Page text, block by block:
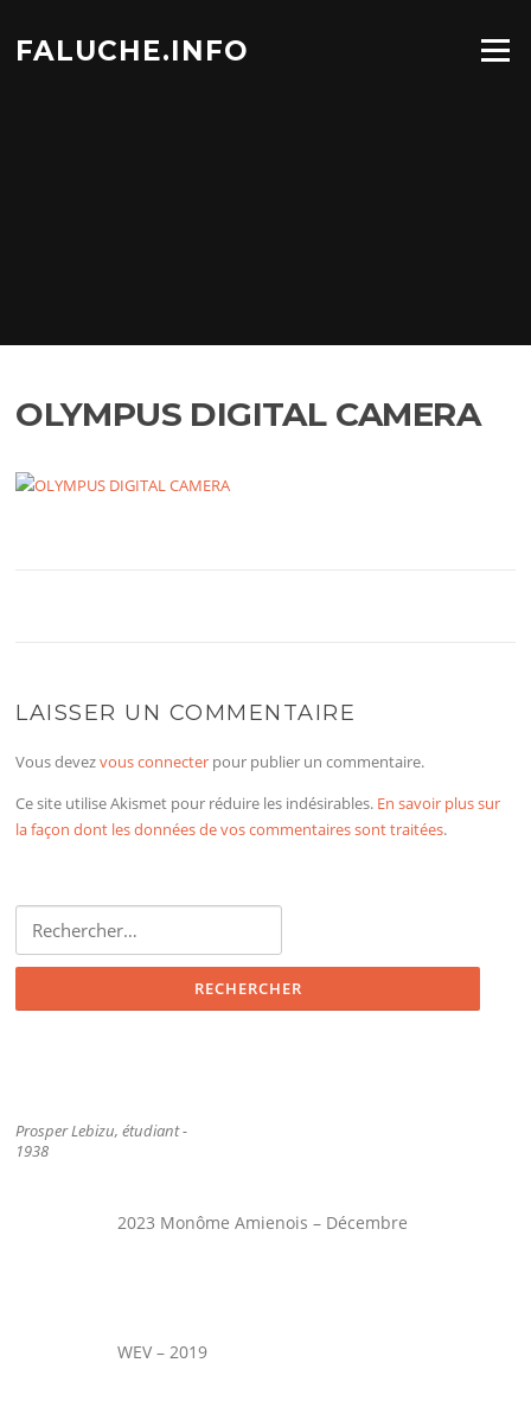
contenu
FALUCHE.INFO Menu
OLYMPUS DIGITAL CAMERA
LAISSER UN COMMENTAIRE
Vous devezvous connecter pour publier un commentaire.
Ce site utilise Akismet pour réduire les indésirables. En savoir plus sur
la façon dont les données de vos commentaires sont traitées.
Prosper Lebizu, étudiant -
1938
2023 Monôme Amienois – Décembre
WEV – 2019